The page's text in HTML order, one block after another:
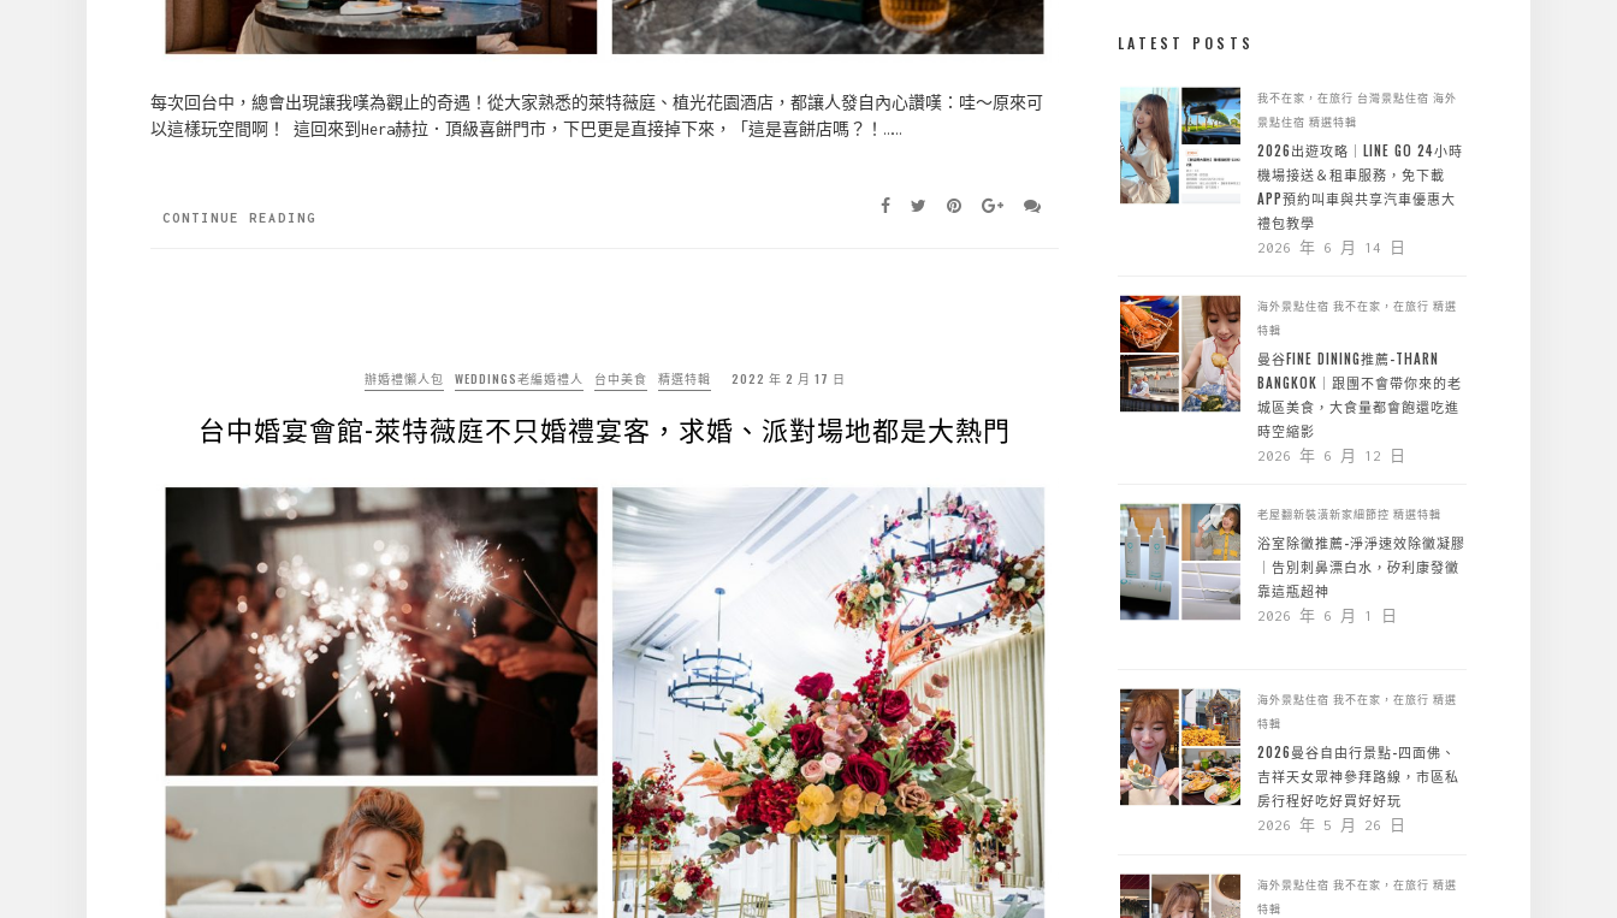
每次回台中，總會出現讓我嘆為觀止的奇遇！從大家熟悉的萊特薇庭、植光花園酒店，都讓人發自內心讚嘆：哇～原來可
以這樣玩空間啊！ 這回來到Hera赫拉．頂級喜餅門市，下巴更是直接掉下來，「這是喜餅店嗎？！……
CONTINUE READING
辦婚禮懶人包 WEDDINGS老編婚禮人 台中美食 精選特輯 2022 年 2 月 17 日
台中婚宴會館-萊特薇庭不只婚禮宴客，求婚、派對場地都是大熱門
LATEST POSTS
我不在家，在旅行 台灣景點住宿 海外
景點住宿 精選特輯
2026出遊攻略｜LINE GO 24小時
機場接送＆租車服務，免下載
APP預約叫車與共享汽車優惠大
禮包教學
2026 年 6 月 14 日
海外景點住宿 我不在家，在旅行 精選
特輯
曼谷FINE DINING推薦-THARN
BANGKOK｜跟團不會帶你來的老
城區美食，大食量都會飽還吃進
時空縮影
2026 年 6 月 12 日
老屋翻新裝潢新家細節控 精選特輯
浴室除黴推薦-淨淨速效除黴凝膠
｜告別刺鼻漂白水，矽利康發黴
靠這瓶超神
2026 年 6 月 1 日
海外景點住宿 我不在家，在旅行 精選
特輯
2026曼谷自由行景點-四面佛、
吉祥天女眾神參拜路線，市區私
房行程好吃好買好好玩
2026 年 5 月 26 日
海外景點住宿 我不在家，在旅行 精選
特輯